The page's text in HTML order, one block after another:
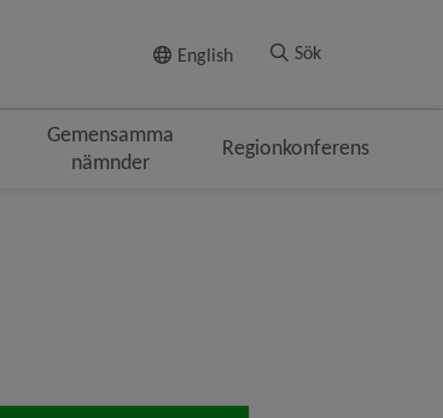
English Sök
Gemensamma
nämnder
Regionkonferens